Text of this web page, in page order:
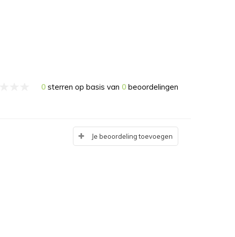
0 sterren op basis van 0 beoordelingen
Je beoordeling toevoegen